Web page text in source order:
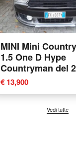
MINI Mini
1.5 One D Hype
Countryman del
usata a Firenze
€ 13,900
Vedi tutte